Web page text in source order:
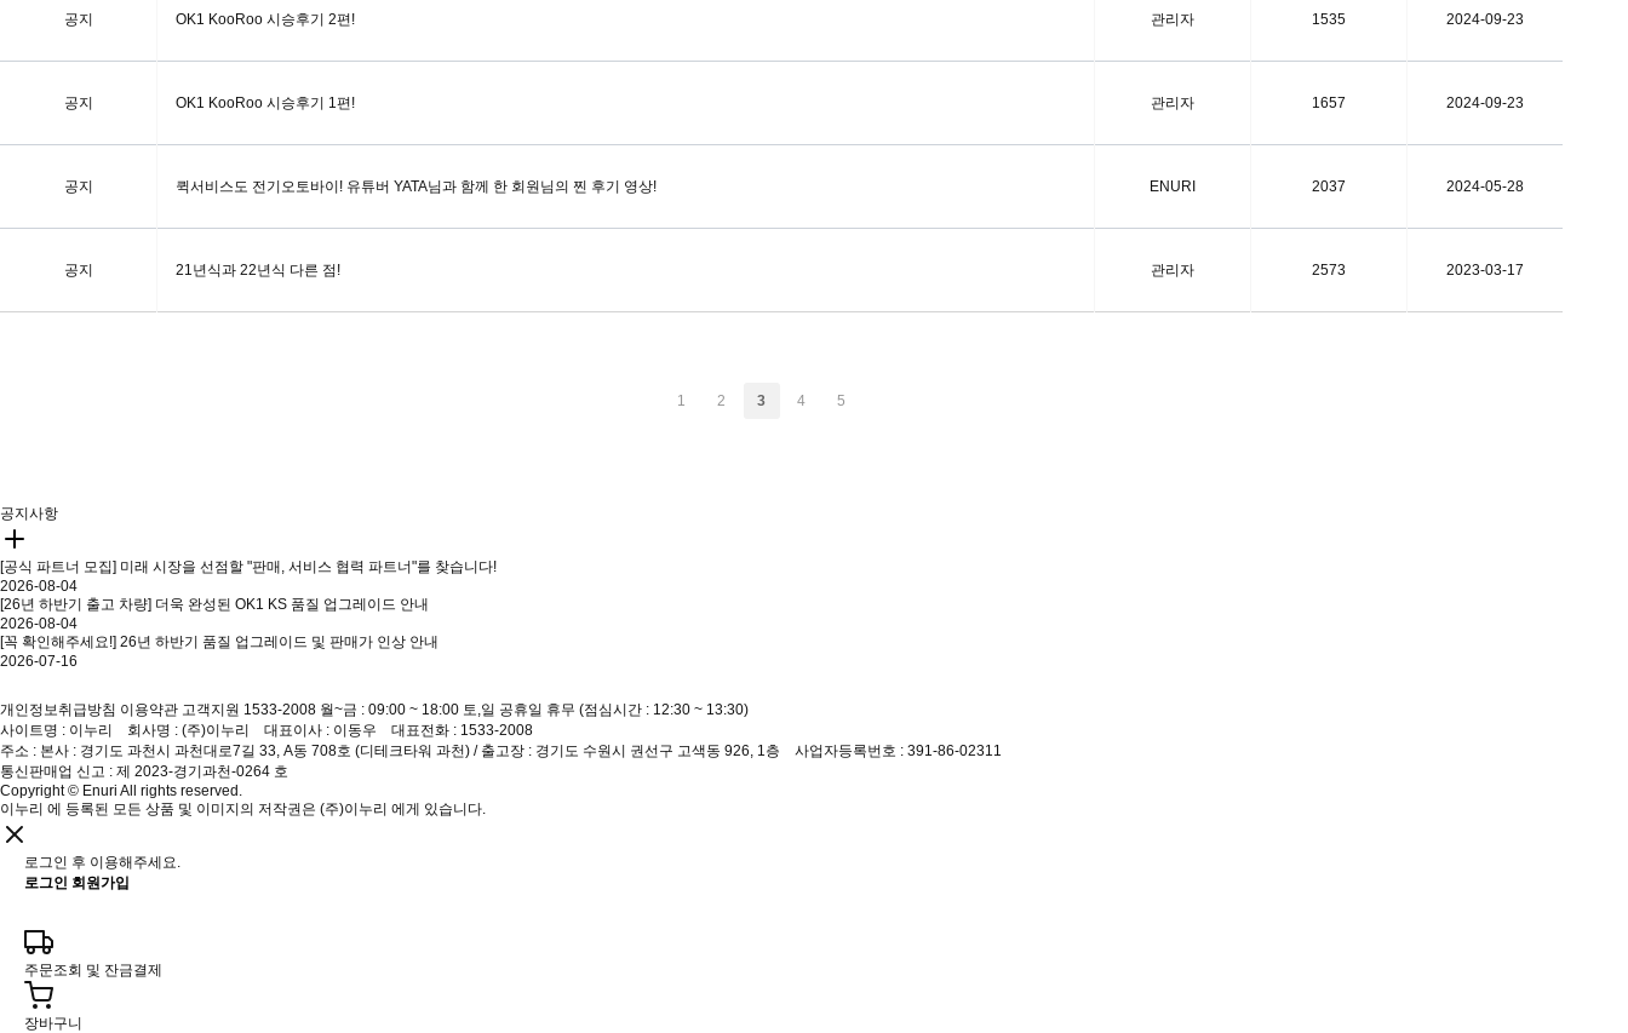
공지 OK1 KooRoo 시승후기 2편! 관리자 1535 2024-09-23
공지 OK1 KooRoo 시승후기 1편! 관리자 1657 2024-09-23
공지 퀵서비스도 전기오토바이! 유튜버 YATA님과 함께 한 회원님의 찐 후기 영상! ENURI 2037 2024-05-28
공지 21년식과 22년식 다른 점! 관리자 2573 2023-03-17
1 2 3 4 5
공지사항
[공식 파트너 모집] 미래 시장을 선점할 "판매, 서비스 협력 파트너"를 찾습니다!
2026-08-04
[26년 하반기 출고 차량] 더욱 완성된 OK1 KS 품질 업그레이드 안내
2026-08-04
[꼭 확인해주세요!] 26년 하반기 품질 업그레이드 및 판매가 인상 안내
2026-07-16
개인정보취급방침 이용약관 고객지원 1533-2008 월~금 : 09:00 ~ 18:00 토,일 공휴일 휴무 (점심시간 : 12:30 ~ 13:30)
사이트명 : 이누리 회사명 : (주)이누리 대표이사 : 이동우 대표전화 : 1533-2008
주소 : 본사 : 경기도 과천시 과천대로7길 33, A동 708호 (디테크타워 과천) / 출고장 : 경기도 수원시 권선구 고색동 926, 1층 사업자등록번호 : 391-86-02311
통신판매업 신고 : 제 2023-경기과천-0264 호
Copyright © Enuri All rights reserved.
이누리 에 등록된 모든 상품 및 이미지의 저작권은 (주)이누리 에게 있습니다.
로그인 후 이용해주세요.
로그인 회원가입
주문조회 및 잔금결제
장바구니